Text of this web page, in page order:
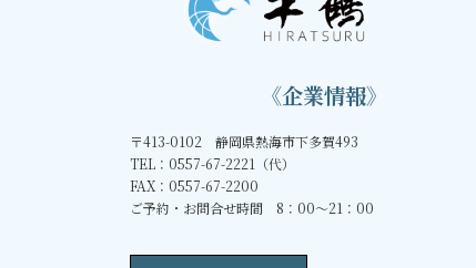
《企業情報》
〒413-0102 静岡県熱海市下多賀493
TEL：0557-67-2221（代）
FAX：0557-67-2200
ご予約・お問合せ時間 8：00～21：00